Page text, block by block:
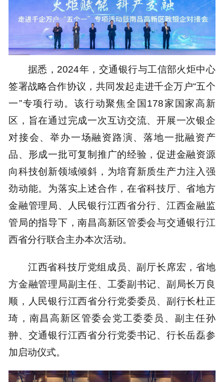
据悉，2024年，交通银行与工信部火炬中心
签署战略合作协议，共同发起走进千企万户“五个
一”专项行动。该行动聚焦全国178家国家高新
区，旨在通过完成一次互访交流、开展一次银企
对接会、举办一场融资路演、落地一批融资产
品、形成一批可复制推广的经验，促进金融资源
向科技创新领域倾斜，为培育新质生产力注入强
劲动能。为落实上述合作，在省科技厅、省地方
金融管理局、人民银行江西省分行、江西金融监
管局的指导下，南昌高新区管委会与交通银行江
西省分行联合主办本次活动。
江西省科技厅党组成员、副厅长席宏，省地
方金融管理局副主任、工委副书记、副局长万良
顺，人民银行江西省分行党委委员、副行长杜正
琦，南昌高新区管委会党工委委员、副主任孙
翀、交通银行江西省分行党委书记、行长岳磊参
加启动仪式。